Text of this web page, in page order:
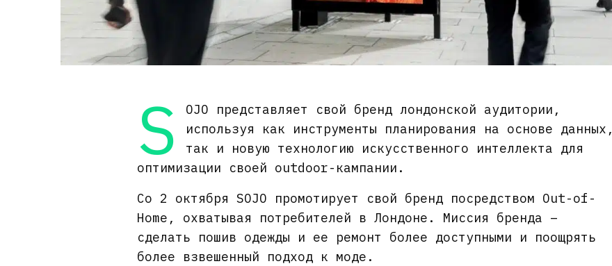
S
OJO представляет свой бренд лондонской аудитории,
используя как инструменты планирования на основе данных,
так и новую технологию искусственного интеллекта для
оптимизации своей outdoor-кампании.
Со 2 октября SOJO промотирует свой бренд посредством Out-of-
Home, охватывая потребителей в Лондоне. Миссия бренда –
сделать пошив одежды и ее ремонт более доступными и поощрять
более взвешенный подход к моде.